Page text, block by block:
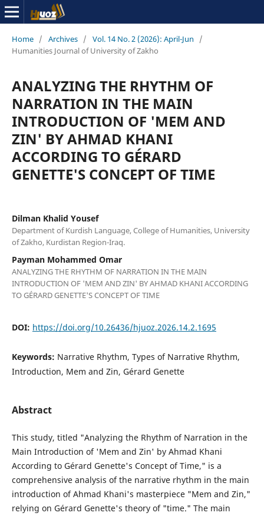
Home / Archives / Vol. 14 No. 2 (2026): April-Jun
/
Humanities Journal of University of Zakho
ANALYZING THE RHYTHM OF
NARRATION IN THE MAIN
INTRODUCTION OF 'MEM AND
ZIN' BY AHMAD KHANI
ACCORDING TO GÉRARD
GENETTE'S CONCEPT OF TIME
Dilman Khalid Yousef
Department of Kurdish Language, College of Humanities, University
of Zakho, Kurdistan Region-Iraq.
Payman Mohammed Omar
ANALYZING THE RHYTHM OF NARRATION IN THE MAIN
INTRODUCTION OF 'MEM AND ZIN' BY AHMAD KHANI ACCORDING
TO GÉRARD GENETTE'S CONCEPT OF TIME
DOI: https://doi.org/10.26436/hjuoz.2026.14.2.1695
Keywords: Narrative Rhythm, Types of Narrative Rhythm,
Introduction, Mem and Zin, Gérard Genette
Abstract
This study, titled "Analyzing the Rhythm of Narration in the
Main Introduction of 'Mem and Zin' by Ahmad Khani
According to Gérard Genette's Concept of Time," is a
comprehensive analysis of the narrative rhythm in the main
introduction of Ahmad Khani's masterpiece "Mem and Zin,"
relying on Gérard Genette's theory of "time." The main